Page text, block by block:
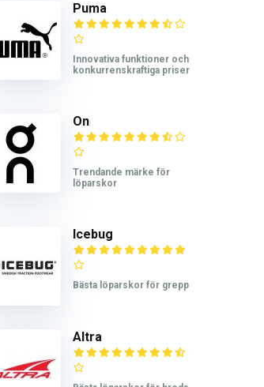
Puma
Innovativa funktioner och
konkurrenskraftiga priser
On
Trendande märke för
löparskor
Icebug
Bästa löparskor för grepp
Altra